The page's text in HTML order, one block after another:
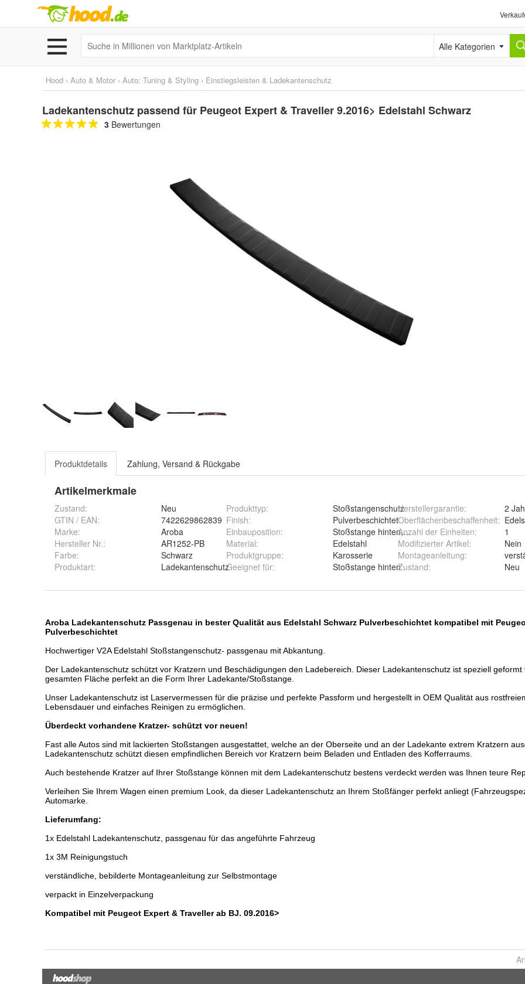
Alle Kategorien
Hood › Auto & Motor › Auto: Tuning & Styling › Einstiegsleisten & Ladekantenschutz
Ladekantenschutz passend für Peugeot Expert & Traveller 9.2016> Edelstahl Schwarz
3 Bewertungen
Produktdetails Zahlung, Versand & Rückgabe
Artikelmerkmale
Zustand:
Neu
GTIN / EAN:
7422629862839
Marke:
Aroba
Hersteller Nr.:
AR1252-PB
Farbe:
Schwarz
Produktart: Ladekantenschutz
Produkttyp:
Stoßstangenschutz
Finish:
Pulverbeschichtet
Einbauposition:
Stoßstange hinten, Stoßfänger hinten, Oben, Unten
Material:
Edelstahl
Produktgruppe:
Karosserie
Geeignet für: Stoßstange hinten
Herstellergarantie:
2
Oberflächenbeschaffenheit:
Anzahl der Einheiten:
1
Modifizierter Artikel:
Nein
Montageanleitung:
Zustand: Neu